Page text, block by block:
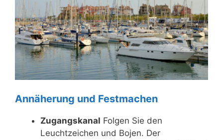
Annäherung und Festmachen
Zugangskanal Folgen Sie den
Leuchtzeichen und Bojen. Der